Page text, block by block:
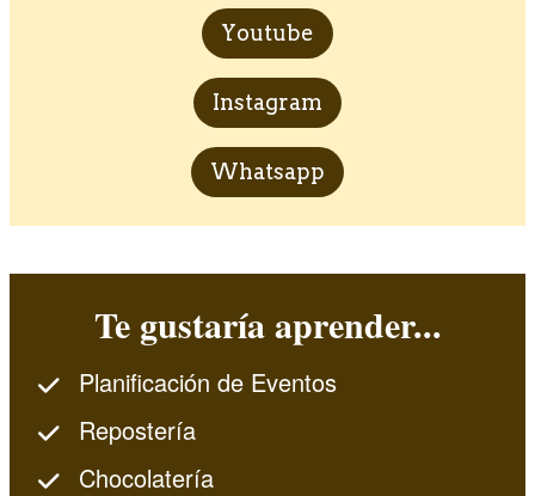
Youtube
Instagram
Whatsapp
Te gustaría aprender...
Planificación de Eventos
Repostería
Chocolatería